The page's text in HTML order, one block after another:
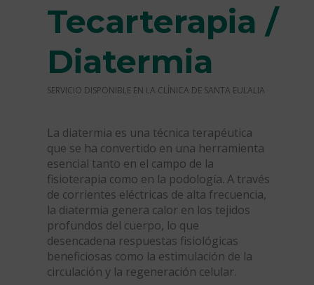
Tecarterapia /
Diatermia
SERVICIO DISPONIBLE EN LA CLÍNICA DE SANTA EULALIA
La diatermia es una técnica terapéutica
que se ha convertido en una herramienta
esencial tanto en el campo de la
fisioterapia como en la podología. A través
de corrientes eléctricas de alta frecuencia,
la diatermia genera calor en los tejidos
profundos del cuerpo, lo que
desencadena respuestas fisiológicas
beneficiosas como la estimulación de la
circulación y la regeneración celular.